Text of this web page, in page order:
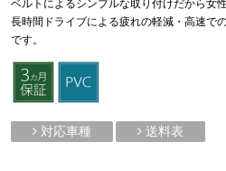
ベルトによるシンプルな取り付けだから女
長時間ドライブによる疲れの軽減・高速で
です。
対応車種 送料表